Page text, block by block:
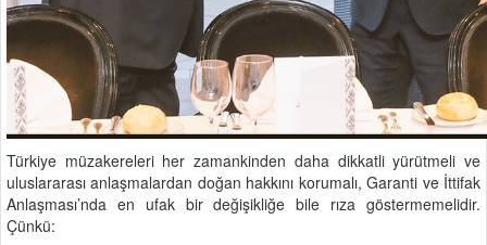
Türkiye müzakereleri her zamankinden daha dikkatli yürütmeli ve
uluslararası anlaşmalardan doğan hakkını korumalı, Garanti ve İttifak
Anlaşması’nda en ufak bir değişikliğe bile rıza göstermemelidir.
Çünkü: